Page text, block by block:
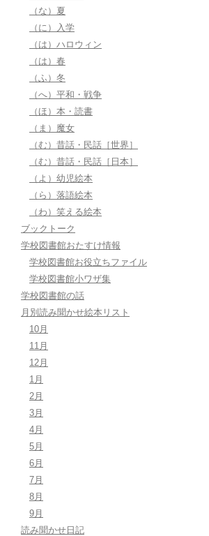
（な）夏
（に）入学
（は）ハロウィン
（は）春
（ふ）冬
（へ）平和・戦争
（ほ）本・読書
（ま）魔女
（む）昔話・民話［世界］
（む）昔話・民話［日本］
（よ）幼児絵本
（ら）落語絵本
（わ）笑える絵本
ブックトーク
学校図書館おたすけ情報
学校図書館お役立ちファイル
学校図書館小ワザ集
学校図書館の話
月別読み聞かせ絵本リスト
10月
11月
12月
1月
2月
3月
4月
5月
6月
7月
8月
9月
読み聞かせ日記